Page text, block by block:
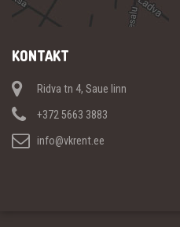
KONTAKT
Ridva tn 4, Saue linn
+372 5663 3883
info@vkrent.ee